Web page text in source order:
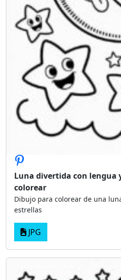
Luna divertida con lengua
colorear
Dibujo para colorear de una
estrellas
JPG